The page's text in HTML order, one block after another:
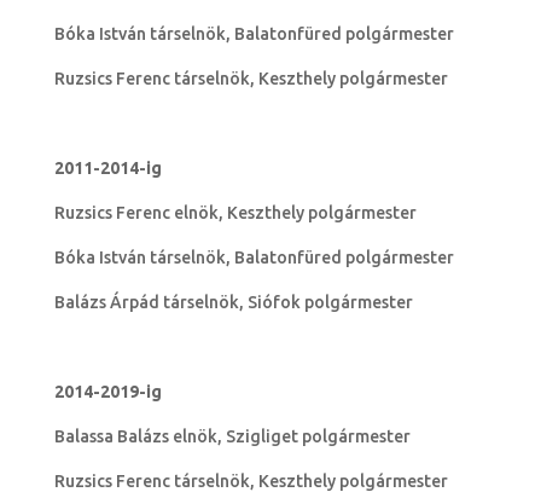
Bóka István társelnök, Balatonfüred polgármester
Ruzsics Ferenc társelnök, Keszthely polgármester
2011-2014-ig
Ruzsics Ferenc elnök, Keszthely polgármester
Bóka István társelnök, Balatonfüred polgármester
Balázs Árpád társelnök, Siófok polgármester
2014-2019-ig
Balassa Balázs elnök, Szigliget polgármester
Ruzsics Ferenc társelnök, Keszthely polgármester